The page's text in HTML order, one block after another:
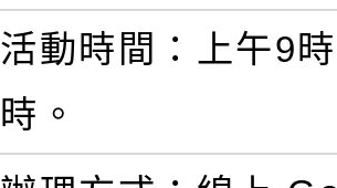
活動時間：上午9
時。